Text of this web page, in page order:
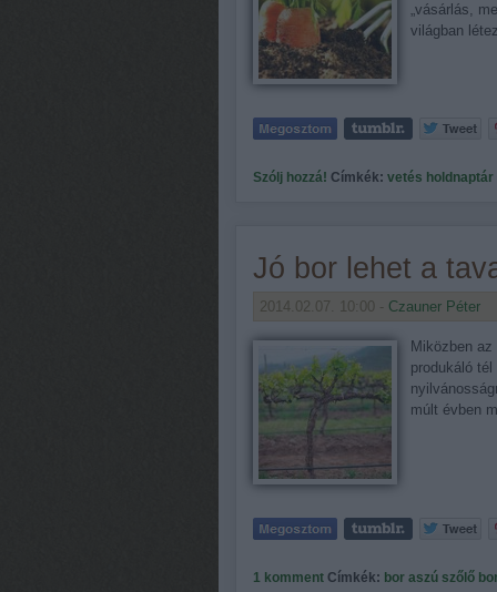
„vásárlás,
világban
Szólj hozzá! Címkék: vetés holdnaptár
Jó bor lehet a
2014.02.07. 10:00 - Czauner Péter
Miközben
produkáló
múlt évben
1 komment Címkék: bor aszú szőlő